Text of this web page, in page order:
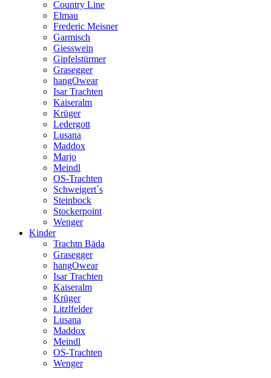
Country Line
Elmau
Frederic Meisner
Garmisch
Giesswein
Gipfelstürmer
Grasegger
hangOwear
Isar Trachten
Kaiseralm
Krüger
Ledergott
Lusana
Maddox
Marjo
Meindl
OS-Trachten
Schweigert´s
Steinbock
Stockerpoint
Wenger
Kinder
Trachtn Bäda
Grasegger
hangOwear
Isar Trachten
Kaiseralm
Krüger
Litzlfelder
Lusana
Maddox
Meindl
OS-Trachten
Wenger